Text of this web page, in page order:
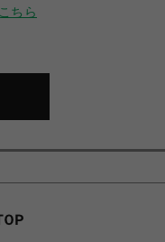
こちら